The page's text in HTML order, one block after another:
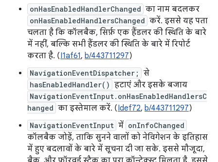
onHasEnabledHandlerChanged का नाम बदलकर
onHasEnabledHandlersChanged करें. इससे यह पता
चलता है कि कॉलबैक, सिर्फ़ एक हैंडलर की स्थिति के बारे
में नहीं, बल्कि सभी हैंडलर की स्थिति के बारे में रिपोर्ट
करता है. (I1af61, b/443711297)
NavigationEventDispatcher; से
hasEnabledHandler() हटाएं और इसके बजाय
NavigationEventInput.onHasEnabledHandlersC
hanged का इस्तेमाल करें. (Idef72, b/443711297)
NavigationEventInput में onInfoChanged
कॉलबैक जोड़ें, ताकि सुनने वालों को नेविगेशन के इतिहास
में हुए बदलावों के बारे में सूचना दी जा सके. इससे मौजूदा,